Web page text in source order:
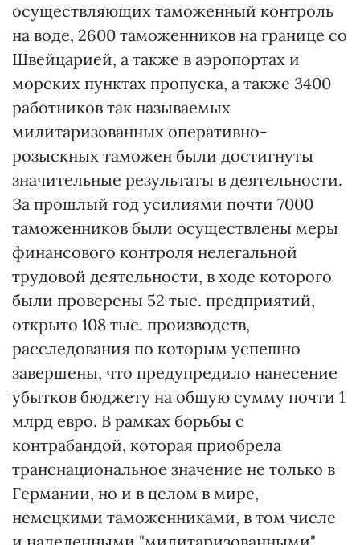
осуществляющих таможенный контроль
на воде, 2600 таможенников на границе со
Швейцарией, а также в аэропортах и
морских пунктах пропуска, а также 3400
работников так называемых
милитаризованных оперативно-
розыскных таможен были достигнуты
значительные результаты в деятельности.
За прошлый год усилиями почти 7000
таможенников были осуществлены меры
финансового контроля нелегальной
трудовой деятельности, в ходе которого
были проверены 52 тыс. предприятий,
открыто 108 тыс. производств,
расследования по которым успешно
завершены, что предупредило нанесение
убытков бюджету на общую сумму почти 1
млрд евро. В рамках борьбы с
контрабандой, которая приобрела
транснациональное значение не только в
Германии, но и в целом в мире,
немецкими таможенниками, в том числе